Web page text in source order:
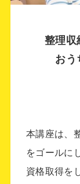
考えを変
うもあり
ＭＴ さ
整理収
おう
本講座は、
をゴールに
資格取得を